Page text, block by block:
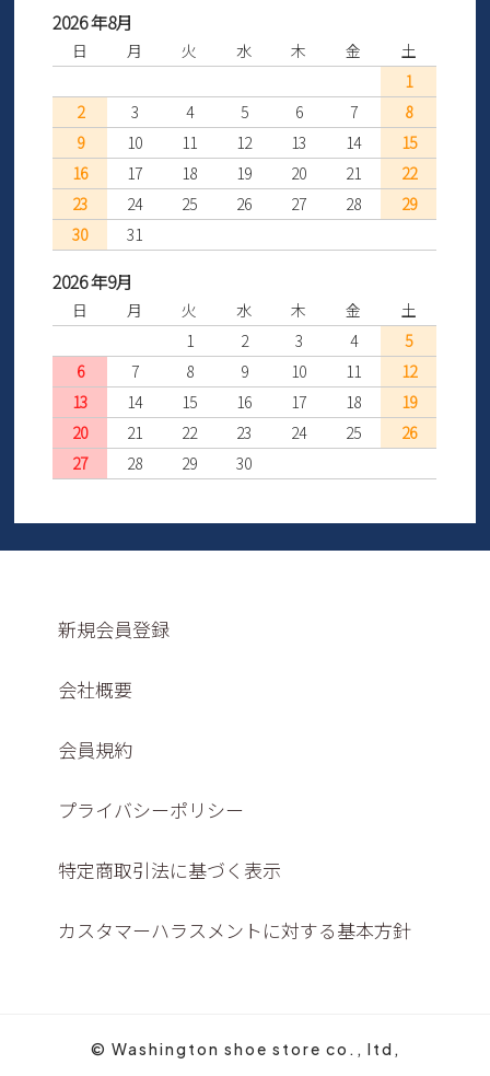
2026 年8月
日 月 火 水 木 金
土
1
2
3 4 5 6 7
8
9
10 11 12 13 14
15
16
17 18 19 20 21
22
23
24 25 26 27 28
29
30
31
2026 年9月
日 月 火 水 木 金
土
1
2 3 4
5
6
7 8 9 10 11
12
13
14 15 16 17 18
19
20
21 22 23 24 25
26
27
28 29 30
新規会員登録
会社概要
会員規約
プライバシーポリシー
特定商取引法に基づく表示
カスタマーハラスメントに対する基本方針
© Washington shoe store co., ltd,